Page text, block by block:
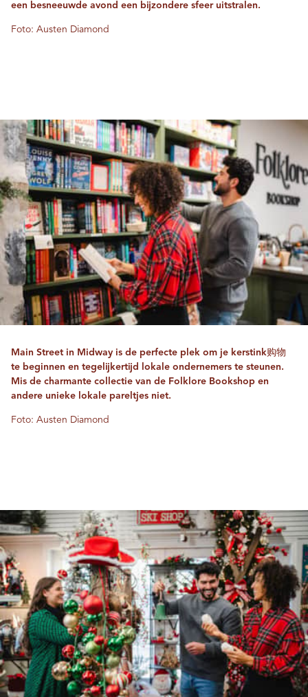
een besneeuwde avond een bijzondere sfeer uitstralen.
Foto: Austen Diamond
Main Street in Midway is de perfecte plek om je kerstink购物
te beginnen en tegelijkertijd lokale ondernemers te steunen.
Mis de charmante collectie van de Folklore Bookshop en
andere unieke lokale pareltjes niet.
Foto: Austen Diamond